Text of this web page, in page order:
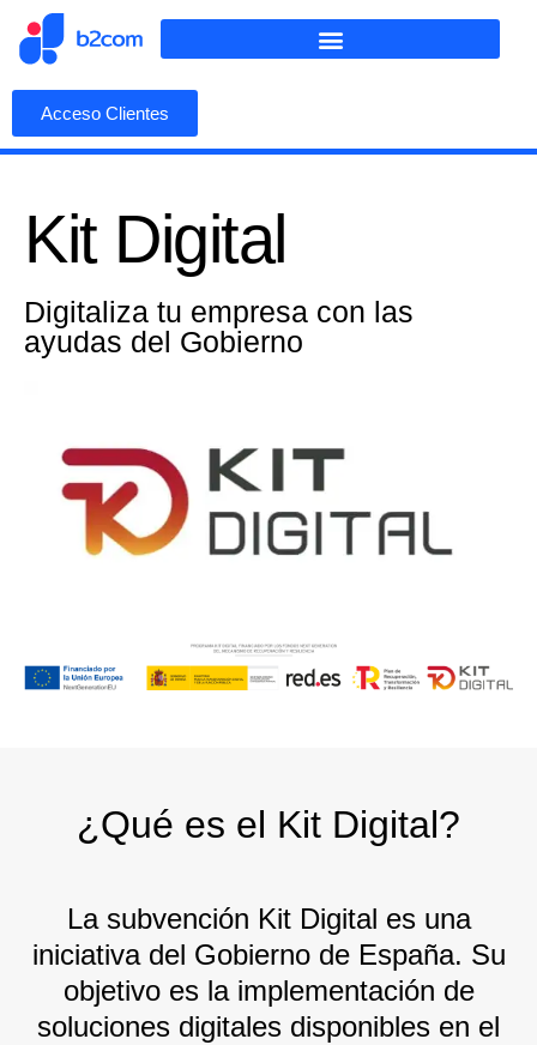
Acceso Clientes
Kit Digital
Digitaliza tu empresa con las
ayudas del Gobierno
¿Qué es el Kit Digital?
La subvención Kit Digital es una
iniciativa del Gobierno de España. Su
objetivo es la implementación de
soluciones digitales disponibles en el